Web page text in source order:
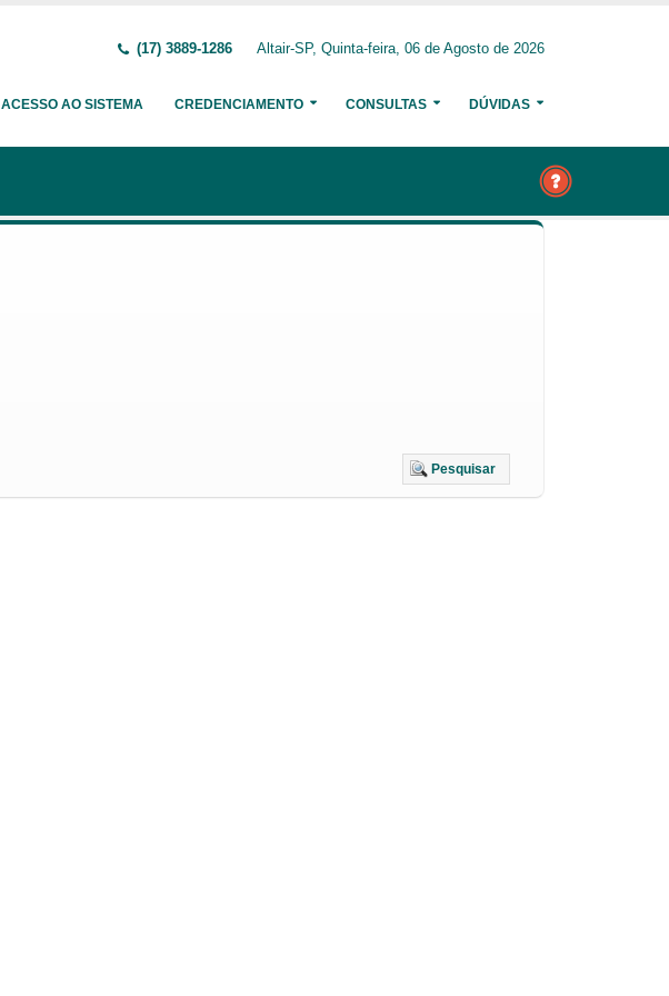
(17) 3889-1286 Altair-SP, Quinta-feira, 06 de Agosto de 2026
ACESSO AO SISTEMA CREDENCIAMENTO CONSULTAS DÚVIDAS
Pesquisar